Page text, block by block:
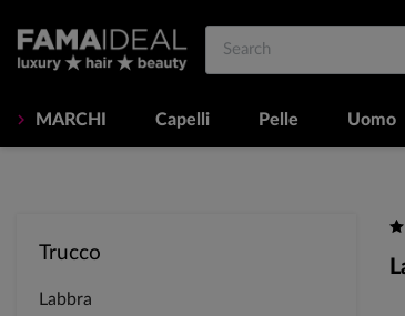
MARCHI Capelli Pelle Uomo
Trucco
Labbra